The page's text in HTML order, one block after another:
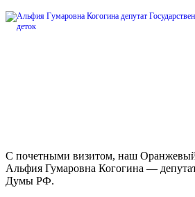
С почетными визитом, наш
Альфия Гумаровна Когогина —
Думы РФ.